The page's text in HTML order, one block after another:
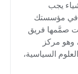
الخاصة بك من خلال "7 أشياء يجب
في مؤسستك
صمَّمها فريق
Journalism AI، وهو أحد مشاريع Polis، وهو مركز
السياسية،